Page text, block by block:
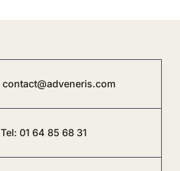
contact@adveneris.com
Tel: 01 64 85 68 31